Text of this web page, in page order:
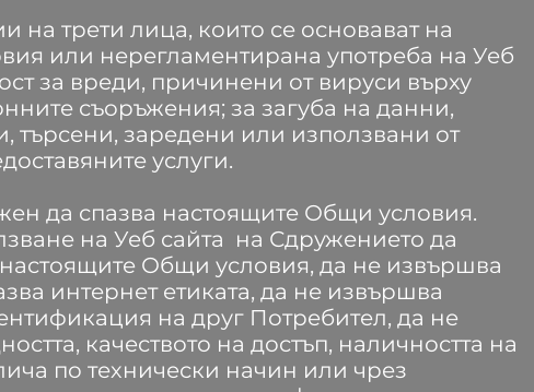
на трети лица, които се основават на
или нерегламентирана употреба на Уеб
за вреди, причинени от вируси върху
съоръжения; за загуба на данни,
търсени, заредени или използвани от
услуги.
да спазва настоящите Общи условия.
на Уеб сайта на Сдружението да
настоящите Общи условия, да не извършва
интернет етиката, да не извършва
на друг Потребител, да не
качеството на достъп, наличността на
по технически начин или чрез